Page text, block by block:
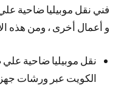
فني نقل موبيليا ضاحية
و أعمال أخرى ، ومن هذه
نقل موبيليا ضاحية
الكويت عبر ورشات